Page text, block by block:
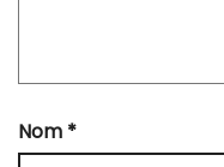
Nom *